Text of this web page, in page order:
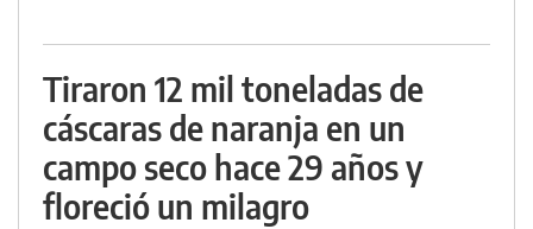
Tiraron 12 mil toneladas de
cáscaras de naranja en un
campo seco hace 29 años y
floreció un milagro